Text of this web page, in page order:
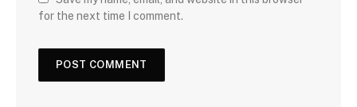
for the next time I comment.